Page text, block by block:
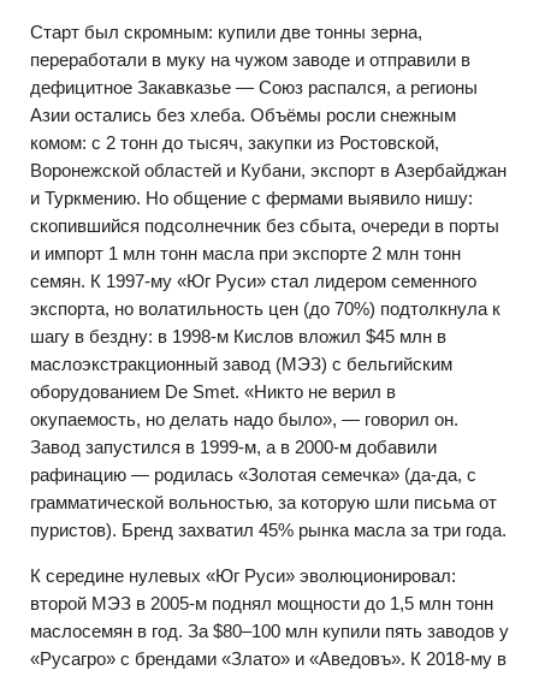
Старт был скромным: купили две тонны зерна,
переработали в муку на чужом заводе и отправили в
дефицитное Закавказье — Союз распался, а регионы
Азии остались без хлеба. Объёмы росли снежным
комом: с 2 тонн до тысяч, закупки из Ростовской,
Воронежской областей и Кубани, экспорт в Азербайджан
и Туркмению. Но общение с фермами выявило нишу:
скопившийся подсолнечник без сбыта, очереди в порты
и импорт 1 млн тонн масла при экспорте 2 млн тонн
семян. К 1997-му «Юг Руси» стал лидером семенного
экспорта, но волатильность цен (до 70%) подтолкнула к
шагу в бездну: в 1998-м Кислов вложил $45 млн в
маслоэкстракционный завод (МЭЗ) с бельгийским
оборудованием De Smet. «Никто не верил в
окупаемость, но делать надо было», — говорил он.
Завод запустился в 1999-м, а в 2000-м добавили
рафинацию — родилась «Золотая семечка» (да-да, с
грамматической вольностью, за которую шли письма от
пуристов). Бренд захватил 45% рынка масла за три года.
К середине нулевых «Юг Руси» эволюционировал:
второй МЭЗ в 2005-м поднял мощности до 1,5 млн тонн
маслосемян в год. За $80–100 млн купили пять заводов у
«Русагро» с брендами «Злато» и «Аведовъ». К 2018-му в